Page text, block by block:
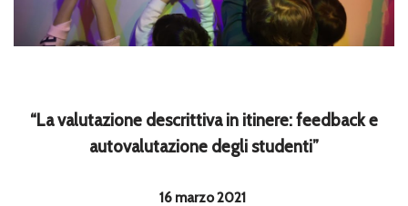
“La valutazione descrittiva in itinere: feedback e
autovalutazione degli studenti”
16 marzo 2021